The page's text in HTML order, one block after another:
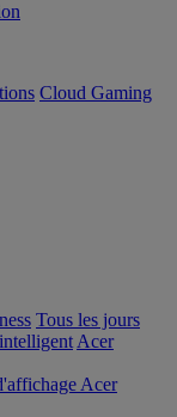
Cloud Gaming
Tous les jours
Acer
Acer